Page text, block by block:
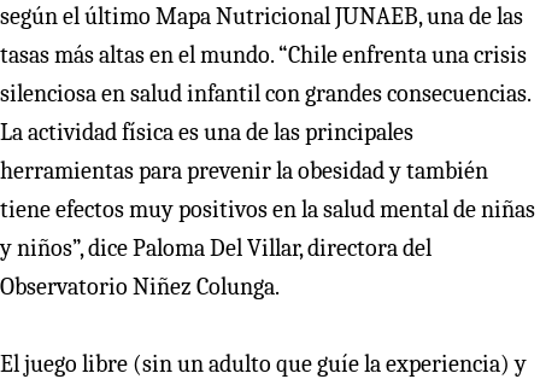
según el último Mapa Nutricional JUNAEB, una de las
tasas más altas en el mundo. “Chile enfrenta una crisis
silenciosa en salud infantil con grandes consecuencias.
La actividad física es una de las principales
herramientas para prevenir la obesidad y también
tiene efectos muy positivos en la salud mental de niñas
y niños”, dice Paloma Del Villar, directora del
Observatorio Niñez Colunga.
El juego libre (sin un adulto que guíe la experiencia) y